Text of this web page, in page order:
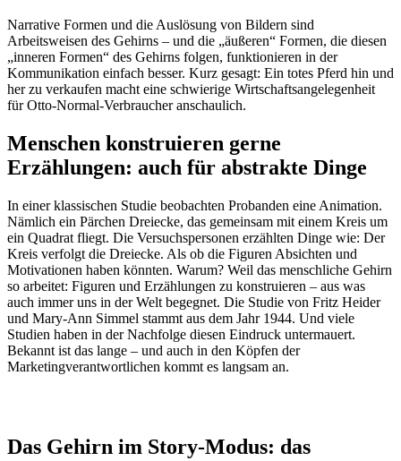
Narrative Formen und die Auslösung von Bildern sind
Arbeitsweisen des Gehirns – und die „äußeren“ Formen, die diesen
„inneren Formen“ des Gehirns folgen, funktionieren in der
Kommunikation einfach besser. Kurz gesagt: Ein totes Pferd hin und
her zu verkaufen macht eine schwierige Wirtschaftsangelegenheit
für Otto-Normal-Verbraucher anschaulich.
Menschen konstruieren gerne
Erzählungen: auch für abstrakte Dinge
In einer klassischen Studie beobachten Probanden eine Animation.
Nämlich ein Pärchen Dreiecke, das gemeinsam mit einem Kreis um
ein Quadrat fliegt. Die Versuchspersonen erzählten Dinge wie: Der
Kreis verfolgt die Dreiecke. Als ob die Figuren Absichten und
Motivationen haben könnten. Warum? Weil das menschliche Gehirn
so arbeitet: Figuren und Erzählungen zu konstruieren – aus was
auch immer uns in der Welt begegnet. Die Studie von Fritz Heider
und Mary-Ann Simmel stammt aus dem Jahr 1944. Und viele
Studien haben in der Nachfolge diesen Eindruck untermauert.
Bekannt ist das lange – und auch in den Köpfen der
Marketingverantwortlichen kommt es langsam an.
Das Gehirn im Story-Modus: das